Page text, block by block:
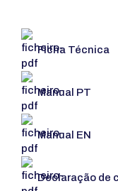
Ficha Técnica
Manual PT
Manual EN
Declaração de